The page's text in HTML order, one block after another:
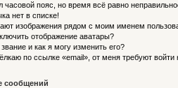
часовой пояс, но время всё равно
нет в списке!
изображения рядом с моим именем
отображение аватары?
и как я могу изменить его?
по ссылке «email», от меня требуют
сообщений